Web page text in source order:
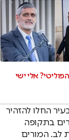
אלי ישי
החלו להזהיר
בתקופה
לב. המורים